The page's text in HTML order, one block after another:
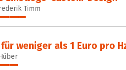
Timm
weniger als 1 Euro pro